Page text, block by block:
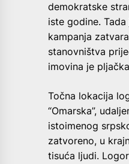
demokratske
iste godine.
kampanja
stanovništva
imovina je
Točna lokacija
“Omarska”,
istoimenog
zatvoreno, u
tisuća ljudi.